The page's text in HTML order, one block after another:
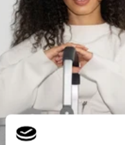
Poignée télescopique
fonction de la taille de
confortable
Grandes roues à
facilement, y compris
Fond solide avec